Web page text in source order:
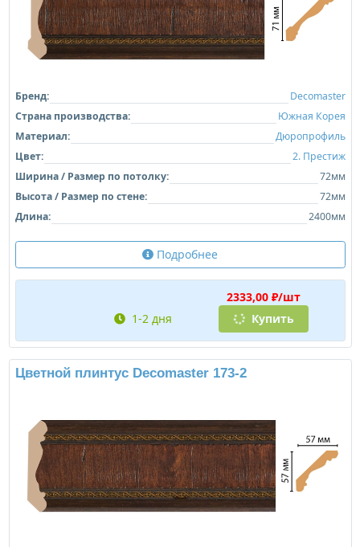
Бренд:
Decomaster
Страна производства:
Южная Корея
Материал:
Дюропрофиль
Цвет:
2. Престиж
Ширина / Размер по потолку:
72мм
Высота / Размер по стене:
72мм
Длина:
2400мм
Подробнее
2333,00 ₽/шт
1-2 дня
Купить
Цветной плинтус Decomaster 173-2